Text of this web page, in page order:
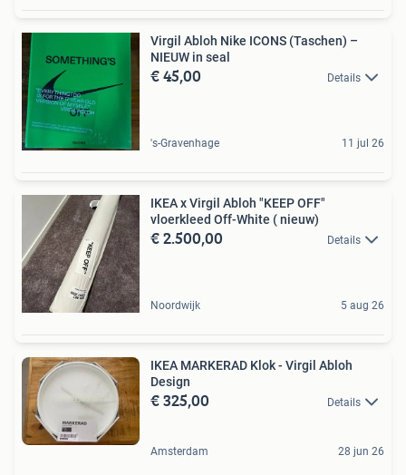
Virgil Abloh Nike ICONS (Taschen) –
NIEUW in seal
€ 45,00 Details
's-Gravenhage 11 jul 26
IKEA x Virgil Abloh "KEEP OFF"
vloerkleed Off-White ( nieuw)
€ 2.500,00 Details
Noordwijk 5 aug 26
IKEA MARKERAD Klok - Virgil Abloh
Design
€ 325,00 Details
Amsterdam 28 jun 26